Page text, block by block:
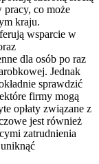
co może
kraju.
wsparcie w
dla osób po raz
Jednak
sprawdzić
firmy mogą
opłaty związane z
jest również
zatrudnienia